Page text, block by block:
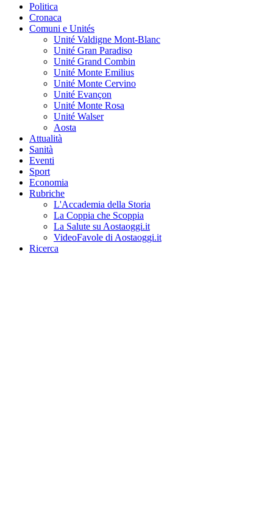
Politica
Cronaca
Comuni e Unités
Unité Valdigne Mont-Blanc
Unité Gran Paradiso
Unité Grand Combin
Unité Monte Emilius
Unité Monte Cervino
Unité Evançon
Unité Monte Rosa
Unité Walser
Aosta
Attualità
Sanità
Eventi
Sport
Economia
Rubriche
L'Accademia della Storia
La Coppia che Scoppia
La Salute su Aostaoggi.it
VideoFavole di Aostaoggi.it
Ricerca